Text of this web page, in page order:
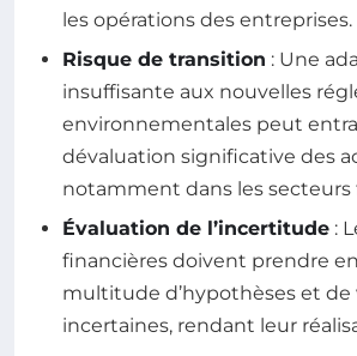
les opérations des entreprises.
Risque de transition : Une
insuffisante aux nouvelles
environnementales peut
dévaluation significative des
notamment dans les secteurs
Évaluation de l’incertitude :
financières doivent prendre
multitude d’hypothèses et de
incertaines, rendant leur